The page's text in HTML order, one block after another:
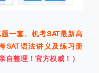
题一套、机考SAT最新高
SAT语法讲义及练习册
自整理！官方权威！）